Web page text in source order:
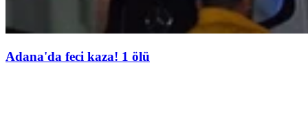
Adana'da feci kaza! 1 ölü